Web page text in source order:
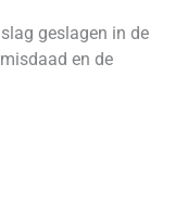
geslagen in de
en de